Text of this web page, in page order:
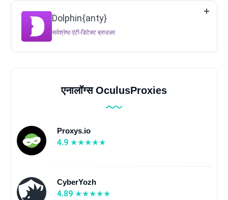
Dolphin{anty}
सर्वश्रेष्ठ एंटी-डिटेक्ट ब्राउज़र
एनालॉग्स OculusProxies
Proxys.io
4.9
CyberYozh
4.89